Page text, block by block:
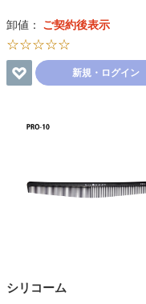
卸値： ご契約後表示
☆☆☆☆☆
新規・ログイン
シリコーム